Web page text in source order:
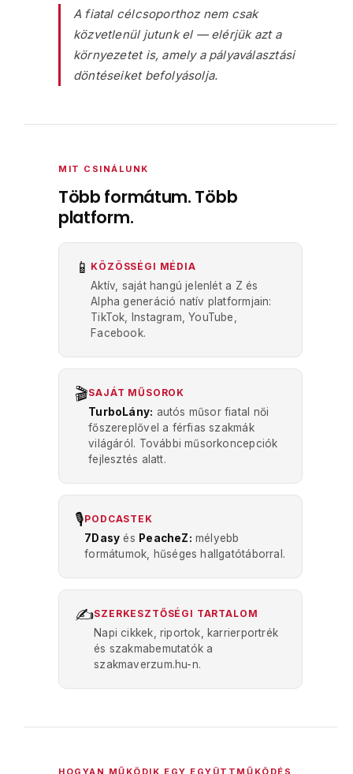
A fiatal célcsoporthoz nem csak
közvetlenül jutunk el — elérjük azt a
környezetet is, amely a pályaválasztási
döntéseiket befolyásolja.
MIT CSINÁLUNK
Több formátum. Több
platform.
📱 KÖZÖSSÉGI MÉDIA
Aktív, saját hangú jelenlét a Z és
Alpha generáció natív platformjain:
TikTok, Instagram, YouTube,
Facebook.
🎬SAJÁT MŰSOROK
TurboLány: autós műsor fiatal női
főszereplővel a férfias szakmák
világáról. További műsorkoncepciók
fejlesztés alatt.
🎙️PODCASTEK
7Dasy és PeacheZ: mélyebb
formátumok, hűséges hallgatótáborral.
✍️SZERKESZTŐSÉGI TARTALOM
Napi cikkek, riportok, karrierportrék
és szakmabemutatók a
szakmaverzum.hu-n.
HOGYAN MŰKÖDIK EGY EGYÜTTMŰKÖDÉS